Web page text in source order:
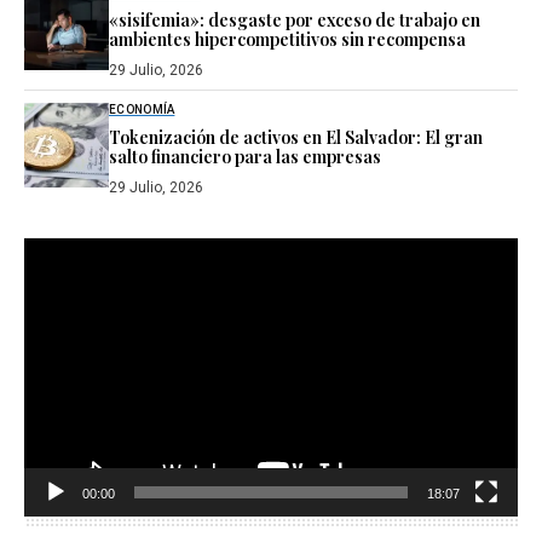
«sisifemia»: desgaste por exceso de trabajo en
ambientes hipercompetitivos sin recompensa
29 Julio, 2026
ECONOMÍA
Tokenización de activos en El Salvador: El gran
salto financiero para las empresas
29 Julio, 2026
00:00 18:07